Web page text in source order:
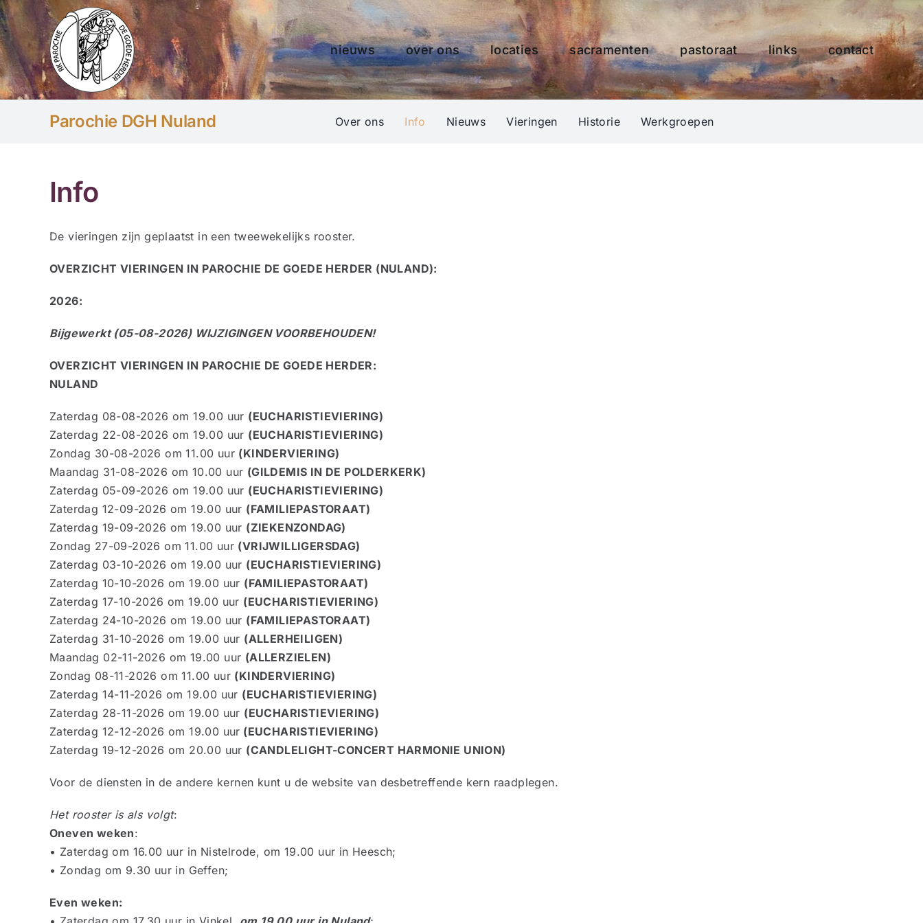
Ga
naar
inhoud
nieuws over ons locaties sacramenten pastoraat links contact
Parochie DGH Nuland Over ons Info Nieuws Vieringen Historie Werkgroepen
Info
De vieringen zijn geplaatst in een tweewekelijks rooster.
OVERZICHT VIERINGEN IN PAROCHIE DE GOEDE HERDER (NULAND):
2026:
Bijgewerkt (05-08-2026) WIJZIGINGEN VOORBEHOUDEN!
OVERZICHT VIERINGEN IN PAROCHIE DE GOEDE HERDER:
NULAND
Zaterdag 08-08-2026 om 19.00 uur (EUCHARISTIEVIERING)
Zaterdag 22-08-2026 om 19.00 uur (EUCHARISTIEVIERING)
Zondag 30-08-2026 om 11.00 uur (KINDERVIERING)
Maandag 31-08-2026 om 10.00 uur (GILDEMIS IN DE POLDERKERK)
Zaterdag 05-09-2026 om 19.00 uur (EUCHARISTIEVIERING)
Zaterdag 12-09-2026 om 19.00 uur (FAMILIEPASTORAAT)
Zaterdag 19-09-2026 om 19.00 uur (ZIEKENZONDAG)
Zondag 27-09-2026 om 11.00 uur (VRIJWILLIGERSDAG)
Zaterdag 03-10-2026 om 19.00 uur (EUCHARISTIEVIERING)
Zaterdag 10-10-2026 om 19.00 uur (FAMILIEPASTORAAT)
Zaterdag 17-10-2026 om 19.00 uur (EUCHARISTIEVIERING)
Zaterdag 24-10-2026 om 19.00 uur (FAMILIEPASTORAAT)
Zaterdag 31-10-2026 om 19.00 uur (ALLERHEILIGEN)
Maandag 02-11-2026 om 19.00 uur (ALLERZIELEN)
Zondag 08-11-2026 om 11.00 uur (KINDERVIERING)
Zaterdag 14-11-2026 om 19.00 uur (EUCHARISTIEVIERING)
Zaterdag 28-11-2026 om 19.00 uur (EUCHARISTIEVIERING)
Zaterdag 12-12-2026 om 19.00 uur (EUCHARISTIEVIERING)
Zaterdag 19-12-2026 om 20.00 uur (CANDLELIGHT-CONCERT HARMONIE UNION)
Voor de diensten in de andere kernen kunt u de website van desbetreffende kern raadplegen.
Het rooster is als volgt:
Oneven weken:
• Zaterdag om 16.00 uur in Nistelrode, om 19.00 uur in Heesch;
• Zondag om 9.30 uur in Geffen;
Even weken: